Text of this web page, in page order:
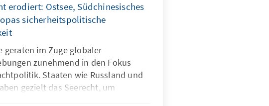
erodiert: Ostsee, Südchinesisches
sicherheitspolitische
geraten im Zuge globaler
zunehmend in den Fokus
Staaten wie Russland und
gezielt das Seerecht, um